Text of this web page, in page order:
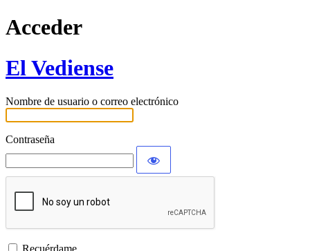
Acceder
El Vediense
Nombre de usuario o correo electrónico
Contraseña